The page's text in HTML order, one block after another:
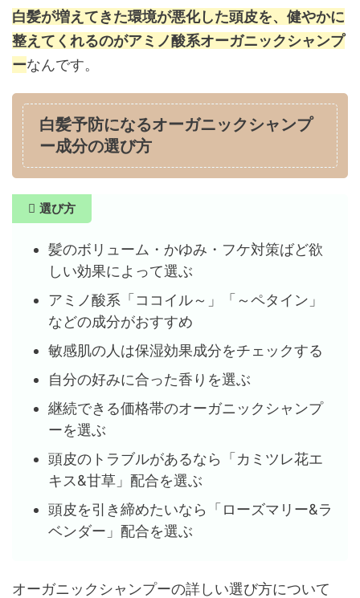
白髪が増えてきた環境が悪化した頭皮を、健やかに
整えてくれるのがアミノ酸系オーガニックシャンプ
ーなんです。
白髪予防になるオーガニックシャンプ
ー成分の選び方
選び方
髪のボリューム・かゆみ・フケ対策ばど欲
しい効果によって選ぶ
アミノ酸系「ココイル～」「～ペタイン」
などの成分がおすすめ
敏感肌の人は保湿効果成分をチェックする
自分の好みに合った香りを選ぶ
継続できる価格帯のオーガニックシャンプ
ーを選ぶ
頭皮のトラブルがあるなら「カミツレ花エ
キス&甘草」配合を選ぶ
頭皮を引き締めたいなら「ローズマリー&ラ
ベンダー」配合を選ぶ
オーガニックシャンプーの詳しい選び方について